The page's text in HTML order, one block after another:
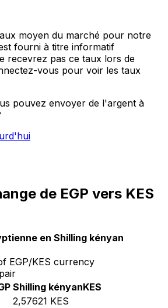
moyen du marché pour notre
fourni à titre informatif
recevrez pas ce taux lors de
vous pour voir les taux
pouvez envoyer de l'argent à
de EGP vers KES
en Shilling kényan
EGP/KES currency
pair
Shilling kényanKES
2,57621 KES